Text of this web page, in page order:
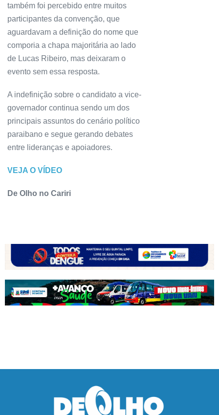
também foi percebido entre muitos
participantes da convenção, que
aguardavam a definição do nome que
comporia a chapa majoritária ao lado
de Lucas Ribeiro, mas deixaram o
evento sem essa resposta.
A indefinição sobre o candidato a vice-
governador continua sendo um dos
principais assuntos do cenário político
paraibano e segue gerando debates
entre lideranças e apoiadores.
VEJA O VÍDEO
De Olho no Cariri